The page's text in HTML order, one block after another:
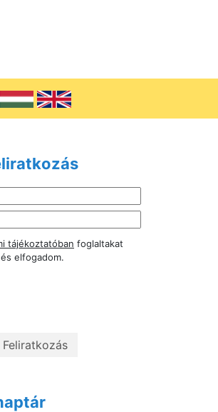
tájékoztatóban foglaltakat
elfogadom.